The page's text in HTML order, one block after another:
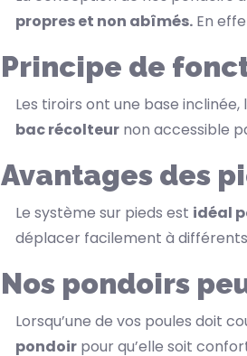
propres et non abîmés. En
Principe de
Les tiroirs ont une base
bac récolteur non accessible
Avantages des
Le système sur pieds est idéal
déplacer facilement à
Nos pondoirs
Lorsqu’une de vos poules doit
pondoir pour qu’elle soit